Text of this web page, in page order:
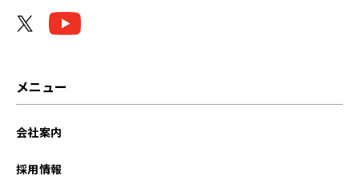
メニュー
会社案内
採用情報